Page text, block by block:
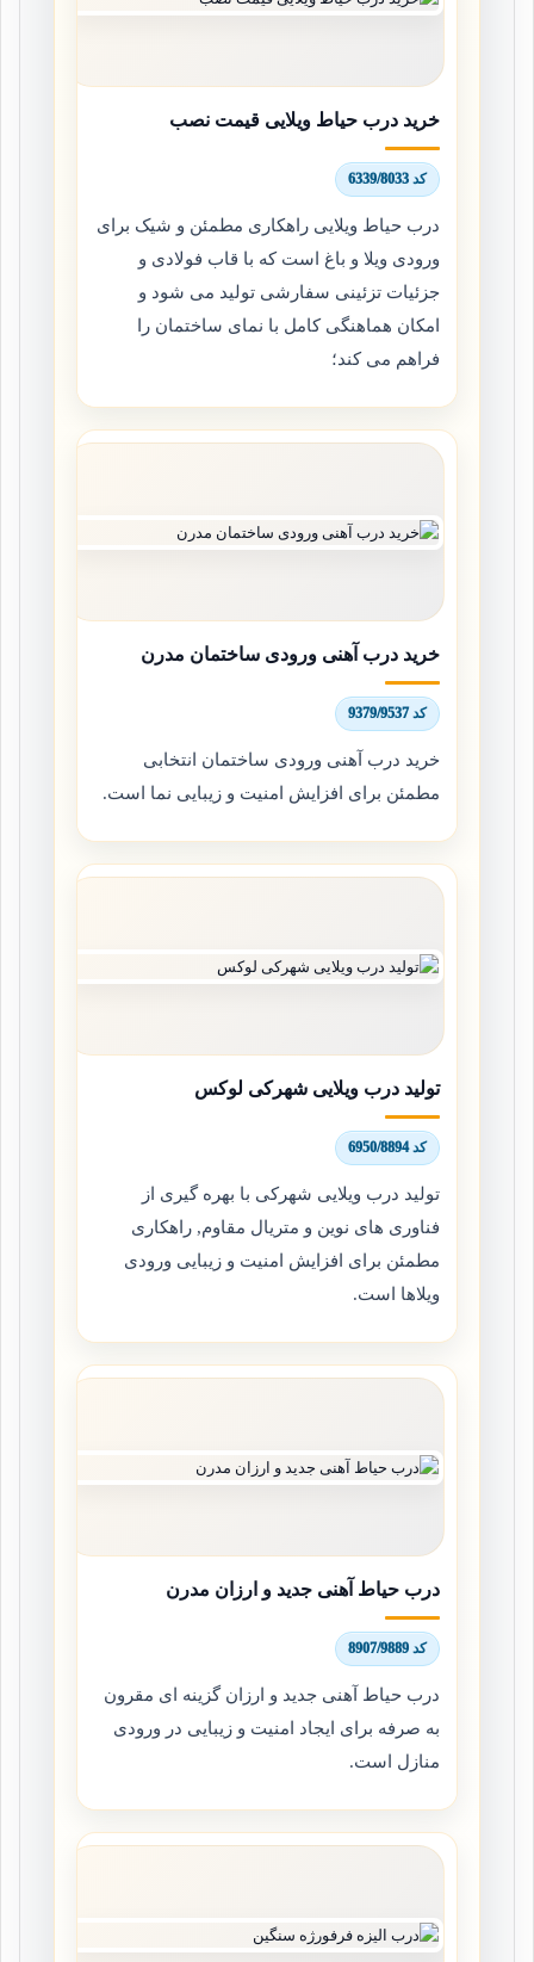
خرید درب حیاط ویلایی قیمت نصب
کد 6339/8033
درب حیاط ویلایی راهکاری مطمئن و شیک برای
ورودی ویلا و باغ است که با قاب فولادی و
جزئیات تزئینی سفارشی تولید می شود و
امکان هماهنگی کامل با نمای ساختمان را
فراهم می کند؛
خرید درب آهنی ورودی ساختمان مدرن
کد 9379/9537
خرید درب آهنی ورودی ساختمان انتخابی
مطمئن برای افزایش امنیت و زیبایی نما است.
تولید درب ویلایی شهرکی لوکس
کد 6950/8894
تولید درب ویلایی شهرکی با بهره گیری از
فناوری های نوین و متریال مقاوم, راهکاری
مطمئن برای افزایش امنیت و زیبایی ورودی
ویلاها است.
درب حیاط آهنی جدید و ارزان مدرن
کد 8907/9889
درب حیاط آهنی جدید و ارزان گزینه ای مقرون
به صرفه برای ایجاد امنیت و زیبایی در ورودی
منازل است.